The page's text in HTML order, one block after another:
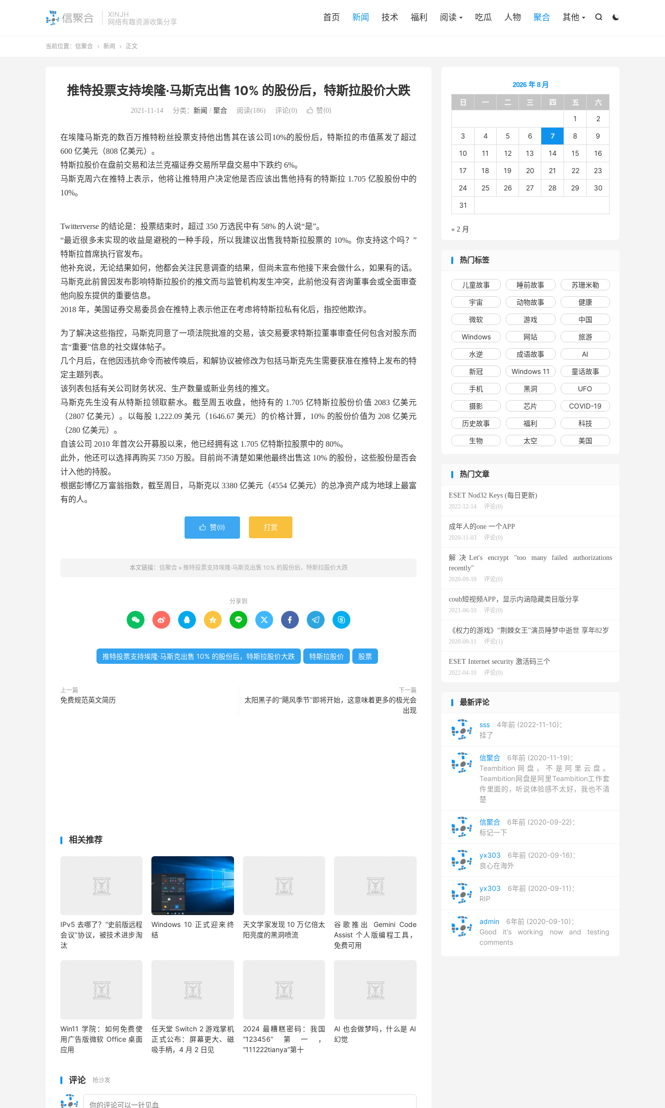
XINJH
网络有趣资源收集分享


首页 新闻 技术 福利 阅读 吃瓜 人物 聚合 其他
当前位置： 信聚合  新闻  正文
推特投票支持埃隆·马斯克出售 10% 的股份后，特斯拉股价大跌
2021-11-14 分类： 新闻 / 聚合 阅读(186) 评论(0)  赞(0)
在埃隆马斯克的数百万推特粉丝投票支持他出售其在该公司10%的股份后，特斯拉的市值蒸发了超过
600 亿美元（808 亿美元）。
特斯拉股价在盘前交易和法兰克福证券交易所早盘交易中下跌约 6%。
马斯克周六在推特上表示，他将让推特用户决定他是否应该出售他持有的特斯拉 1.705 亿股股份中的
10%。
Twitterverse 的结论是：投票结束时，超过 350 万选民中有 58% 的人说“是”。
“最近很多未实现的收益是避税的一种手段，所以我建议出售我特斯拉股票的 10%。你支持这个吗？”
特斯拉首席执行官发布。
他补充说，无论结果如何，他都会关注民意调查的结果，但尚未宣布他接下来会做什么，如果有的话。
马斯克此前曾因发布影响特斯拉股价的推文而与监管机构发生冲突，此前他没有咨询董事会或全面审查
他向股东提供的重要信息。
2018 年，美国证券交易委员会在推特上表示他正在考虑将特斯拉私有化后，指控他欺诈。
为了解决这些指控，马斯克同意了一项法院批准的交易，该交易要求特斯拉董事审查任何包含对股东而
言“重要”信息的社交媒体帖子。
几个月后，在他因违抗命令而被传唤后，和解协议被修改为包括马斯克先生需要获准在推特上发布的特
定主题列表。
该列表包括有关公司财务状况、生产数量或新业务线的推文。
马斯克先生没有从特斯拉领取薪水。截至周五收盘，他持有的 1.705 亿特斯拉股份价值 2083 亿美元
（2807 亿美元）。以每股 1,222.09 美元（1646.67 美元）的价格计算，10% 的股份价值为 208 亿美元
（280 亿美元）。
自该公司 2010 年首次公开募股以来，他已经拥有这 1.705 亿特斯拉股票中的 80%。
此外，他还可以选择再购买 7350 万股。目前尚不清楚如果他最终出售这 10% 的股份，这些股份是否会
计入他的持股。
根据彭博亿万富翁指数，截至周日，马斯克以 3380 亿美元（4554 亿美元）的总净资产成为地球上最富
有的人。
 赞(0) 打赏
本文链接： 信聚合» 推特投票支持埃隆·马斯克出售 10% 的股份后，特斯拉股价大跌
分享到
        
推特投票支持埃隆·马斯克出售 10% 的股份后，特斯拉股价大跌 特斯拉股价 股票
上一篇
免费规范英文简历
下一篇
太阳黑子的“飓风季节”即将开始，这意味着更多的极光会
出现
相关推荐
IPv5 去哪了？“史前版远程
会议”协议，被技术进步淘
汰
Windows 10 正式迎来终
结
天文学家发现 10 万亿倍太
阳亮度的黑洞喷流
谷歌推出 Gemini Code
Assist 个人版编程工具，
免费可用
Win11 学院：如何免费使
用广告版微软 Office 桌面
应用
任天堂 Switch 2 游戏掌机
正式公布：屏幕更大、磁
吸手柄，4 月 2 日见
2024 最糟糕密码：我国
“123456”第一，
“111222tianya”第十
AI 也会做梦吗，什么是 AI
幻觉
评论 抢沙发
2026 年 8 月
日 一 二 三 四 五
六
1
2
3 4 5 6 7 8 9
10 11 12 13 14 15 16
17 18 19 20 21 22 23
24 25 26 27 28 29 30
31
« 2 月
热门标签
儿童故事 睡前故事 苏珊米勒
宇宙 动物故事 健康
微软 游戏 中国
Windows 网站 旅游
水逆 成语故事 AI
新冠 Windows 11 童话故事
手机 黑洞 UFO
摄影 芯片 COVID-19
历史故事 福利 科技
生物 太空 美国
热门文章
ESET Nod32 Keys (每日更新)
2022-12-14 评论(0)
成年人的one 一个APP
2020-11-03 评论(0)
解决Let's encrypt "too many failed authorizations
recently"
2020-09-10 评论(0)
coub短视频APP，显示内涵隐藏类目版分享
2021-06-10 评论(0)
《权力的游戏》“荆棘女王”演员睡梦中逝世 享年82岁
2020-09-11 评论(1)
ESET Internet security 激活码三个
2022-04-10 评论(0)
最新评论
sss
4年前 (2022-11-10)：
挂了
信聚合
6年前 (2020-11-19)：
Teambition网盘，不是阿里云盘。
Teambition网盘是阿里Teambition工作套
件里面的，听说体验感不太好，我也不清
楚
信聚合
6年前 (2020-09-22)：
标记一下
yx303
6年前 (2020-09-16)：
良心在海外
yx303
6年前 (2020-09-11)：
RIP
admin
6年前 (2020-09-10)：
Good it's working now and testing
comments